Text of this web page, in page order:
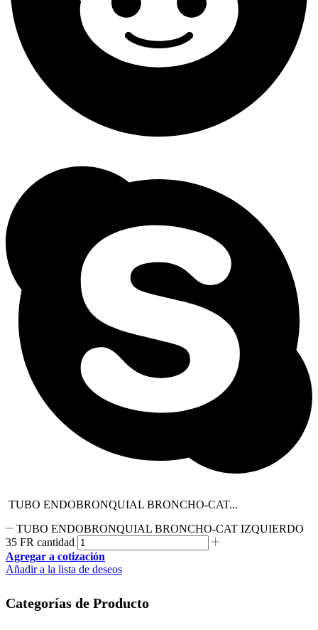
TUBO ENDOBRONQUIAL BRONCHO-CAT...
TUBO ENDOBRONQUIAL BRONCHO-CAT IZQUIERDO
35 FR cantidad
Agregar a cotización
Añadir a la lista de deseos
Categorías de Producto